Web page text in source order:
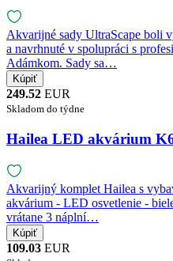
Akvarijné sady UltraScape boli
a navrhnuté v spolupráci s
Adámkom. Sady sa…
249.52 EUR
Skladom do týdne
Hailea LED akvárium
Akvarijný komplet Hailea s
akvárium - LED osvetlenie -
vrátane 3 náplní…
109.03 EUR